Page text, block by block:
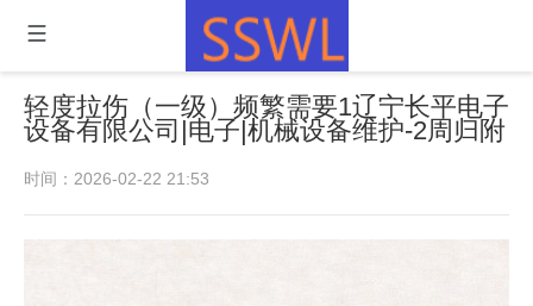
轻度拉伤（一级）频繁需要1辽宁长平电子
设备有限公司|电子|机械设备维护-2周归附
时间：2026-02-22 21:53